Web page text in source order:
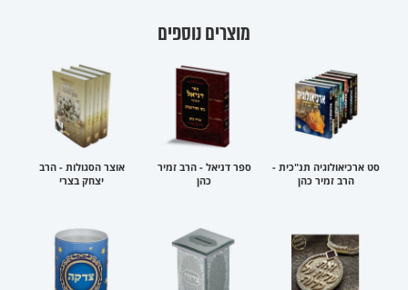
מוצרים נוספים
סט ארכיאולוגיה תנ"כית -
הרב זמיר כהן
ספר דניאל - הרב זמיר
כהן
אוצר הסגולות - הרב
יצחק בצרי